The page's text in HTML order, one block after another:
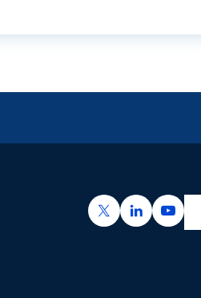
https://x.com/
https://